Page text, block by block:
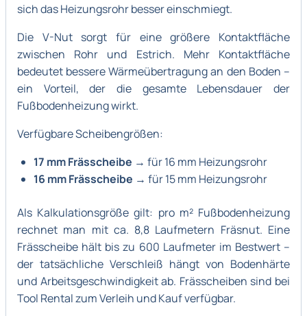
sich das Heizungsrohr besser einschmiegt.
Die V-Nut sorgt für eine größere Kontaktfläche
zwischen Rohr und Estrich. Mehr Kontaktfläche
bedeutet bessere Wärmeübertragung an den Boden –
ein Vorteil, der die gesamte Lebensdauer der
Fußbodenheizung wirkt.
Verfügbare Scheibengrößen:
17 mm Frässcheibe → für 16 mm Heizungsrohr
16 mm Frässcheibe → für 15 mm Heizungsrohr
Als Kalkulationsgröße gilt: pro m² Fußbodenheizung
rechnet man mit ca. 8,8 Laufmetern Fräsnut. Eine
Frässcheibe hält bis zu 600 Laufmeter im Bestwert –
der tatsächliche Verschleiß hängt von Bodenhärte
und Arbeitsgeschwindigkeit ab. Frässcheiben sind bei
Tool Rental zum Verleih und Kauf verfügbar.